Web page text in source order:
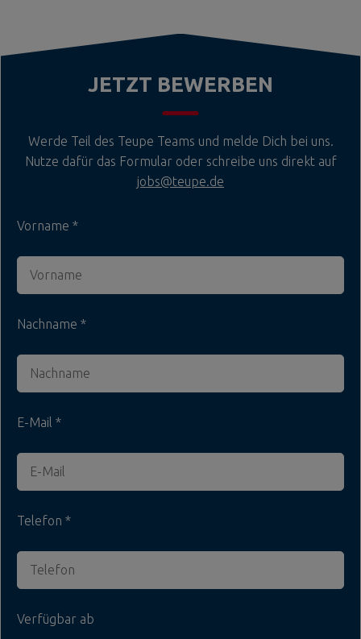
JETZT BEWERBEN
Werde Teil des Teupe Teams und melde Dich bei uns.
Nutze dafür das Formular oder schreibe uns direkt auf
jobs@teupe.de
Vorname
Nachname
E-Mail
Telefon
Verfügbar ab